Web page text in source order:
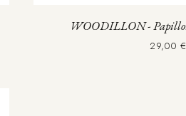
WOODILLON -
29,00 €